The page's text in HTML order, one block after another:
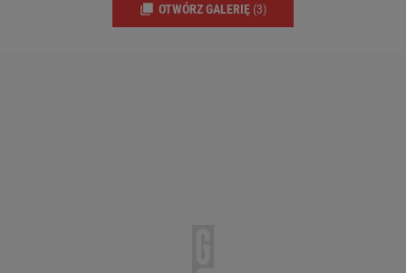
OTWÓRZ GALERIĘ (3)